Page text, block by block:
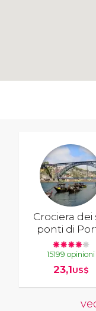
Crociera dei
ponti di
15199 opinioni
23,1US$